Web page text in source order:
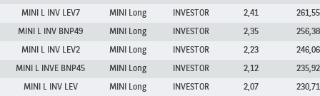
MINI L INV LEV7 MINI Long INVESTOR 2,41 261,55
MINI L INV BNP49 MINI Long INVESTOR 2,35 256,38
MINI L INV LEV2 MINI Long INVESTOR 2,23 246,06
MINI L INVE BNP45 MINI Long INVESTOR 2,12 235,92
MINI L INV LEV MINI Long INVESTOR 2,07 230,71